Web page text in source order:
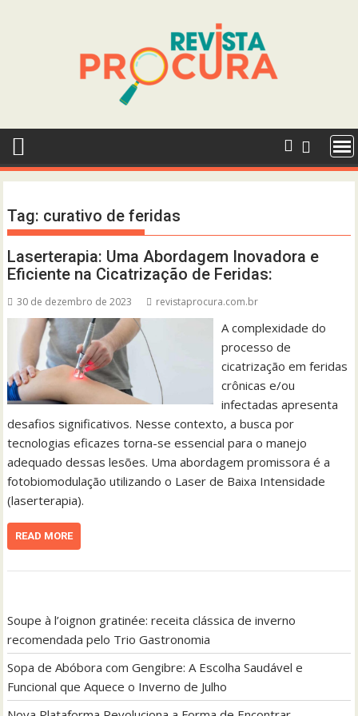
Tag: curativo de feridas
Laserterapia: Uma Abordagem Inovadora e
Eficiente na Cicatrização de Feridas:
30 de dezembro de 2023 revistaprocura.com.br
A complexidade do
processo de
cicatrização em feridas
crônicas e/ou
infectadas apresenta
desafios significativos. Nesse contexto, a busca por
tecnologias eficazes torna-se essencial para o manejo
adequado dessas lesões. Uma abordagem promissora é a
fotobiomodulação utilizando o Laser de Baixa Intensidade
(laserterapia).
READ MORE
Soupe à l’oignon gratinée: receita clássica de inverno
recomendada pelo Trio Gastronomia
Sopa de Abóbora com Gengibre: A Escolha Saudável e
Funcional que Aquece o Inverno de Julho